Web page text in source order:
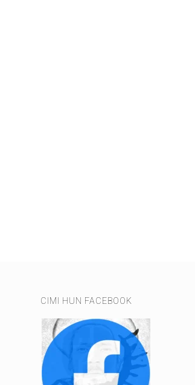
CIMI HUN FACEBOOK